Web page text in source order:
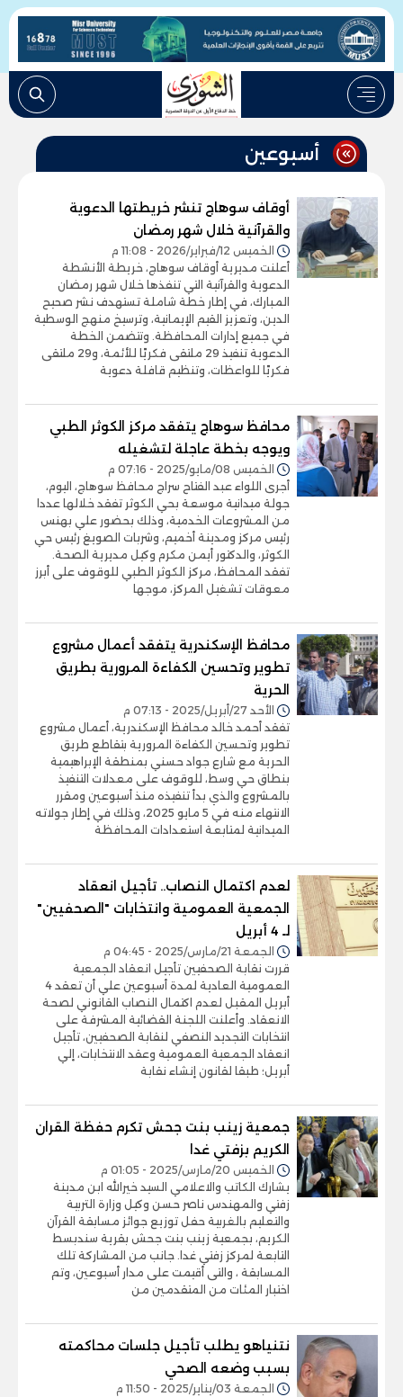
أسبوعين
أوقاف سوهاج تنشر خريطتها الدعوية
والقرآنية خلال شهر رمضان
الخميس 12/فبراير/2026 - 11:08 م
أعلنت مديرية أوقاف سوهاج، خريطة الأنشطة
الدعوية والقرآنية التي تنفذها خلال شهر رمضان
المبارك، في إطار خطة شاملة تستهدف نشر صحيح
الدين، وتعزيز القيم الإيمانية، وترسيخ منهج الوسطية
في جميع إدارات المحافظة. وتتضمن الخطة
الدعوية تنفيذ 29 ملتقى فكريًا للأئمة، و29 ملتقى
فكريًا للواعظات، وتنظيم قافلة دعوية
محافظ سوهاج يتفقد مركز الكوثر الطبي
ويوجه بخطة عاجلة لتشغيله
الخميس 08/مايو/2025 - 07:16 م
أجرى اللواء عبد الفتاح سراج محافظ سوهاج، اليوم،
جولة ميدانية موسعة بحي الكوثر تفقد خلالها عددا
من المشروعات الخدمية، وذلك بحضور علي بهنس
رئيس مركز ومدينة أخميم، وشربات الصويغ رئيس حي
الكوثر، والدكتور أيمن مكرم وكيل مديرية الصحة.
تفقد المحافظ، مركز الكوثر الطبي للوقوف على أبرز
معوقات تشغيل المركز، موجها
محافظ الإسكندرية يتفقد أعمال مشروع
تطوير وتحسين الكفاءة المرورية بطريق
الحرية
الأحد 27/أبريل/2025 - 07:13 م
تفقد أحمد خالد محافظ الإسكندرية، أعمال مشروع
تطوير وتحسين الكفاءة المرورية بتقاطع طريق
الحرية مع شارع جواد حسني بمنطقة الإبراهيمية
بنطاق حي وسط، للوقوف على معدلات التنفيذ
بالمشروع والذي بدأ تنفيذه منذ أسبوعين ومقرر
الانتهاء منه في 5 مايو 2025، وذلك في إطار جولاته
الميدانية لمتابعة استعدادات المحافظة
لعدم اكتمال النصاب.. تأجيل انعقاد
الجمعية العمومية وانتخابات "الصحفيين"
لـ 4 أبريل
الجمعة 21/مارس/2025 - 04:45 م
قررت نقابة الصحفيين تأجيل انعقاد الجمعية
العمومية العادية لمدة أسبوعين علي أن تعقد 4
أبريل المقبل لعدم اكتمال النصاب القانوني لصحة
الانعقاد. وأعلنت اللجنة القضائية المشرفة على
انتخابات التجديد النصفي لنقابة الصحفيين، تأجيل
انعقاد الجمعية العمومية وعقد الانتخابات، إلي
أبريل؛ طبقا لقانون إنشاء نقابة
جمعية زينب بنت جحش تكرم حفظة القران
الكريم بزفتي غدا
الخميس 20/مارس/2025 - 01:05 م
يشارك الكاتب والاعلامي السيد خيرالله ابن مدينة
زفتي والمهندس ناصر حسن وكيل وزارة التربية
والتعليم بالغربية حفل توزيع جوائز مسابقة القرآن
الكريم، بجمعية زينب بنت جحش بقرية سندبسط
التابعة لمركز زفتي غدا. جانب من المشاركة تلك
المسابقة ، والتى أقيمت على مدار أسبوعين، وتم
اختبار المئات من المتقدمين من
نتنياهو يطلب تأجيل جلسات محاكمته
بسبب وضعه الصحي
الجمعة 03/يناير/2025 - 11:50 م